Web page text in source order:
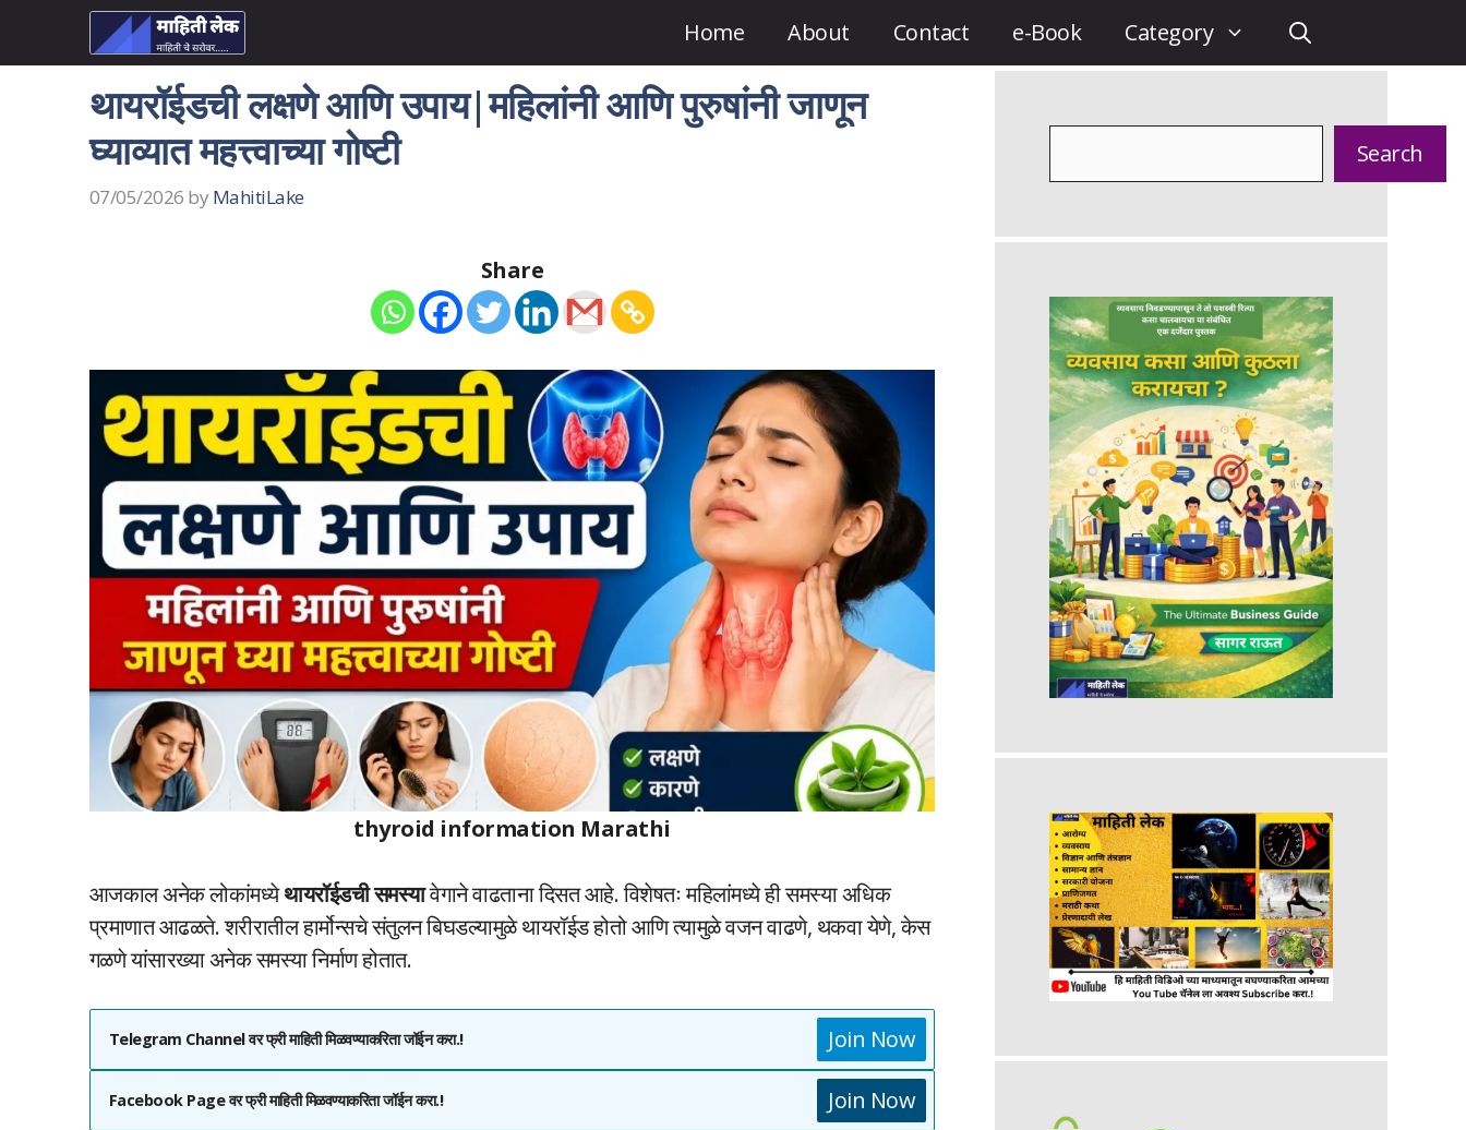
Home About Contact e-Book Category
थायरॉईडची लक्षणे आणि उपाय|महिलांनी आणि पुरुषांनी जाणून
घ्याव्यात महत्त्वाच्या गोष्टी
07/05/2026 by MahitiLake
Share
thyroid information Marathi
आजकाल अनेक लोकांमध्येथायरॉईडची समस्यावेगाने वाढताना दिसत आहे. विशेषतः महिलांमध्ये ही समस्या अधिक
प्रमाणात आढळते. शरीरातील हार्मोन्सचे संतुलन बिघडल्यामुळे थायरॉईड होतो आणि त्यामुळे वजन वाढणे, थकवा येणे, केस
गळणे यांसारख्या अनेक समस्या निर्माण होतात.
Telegram Channel वर फ्री माहिती मिळवण्याकरिता जॉईन करा.! Join Now
Facebook Page वर फ्री माहिती मिळवण्याकरिता जॉईन करा.!
Join Now
Search